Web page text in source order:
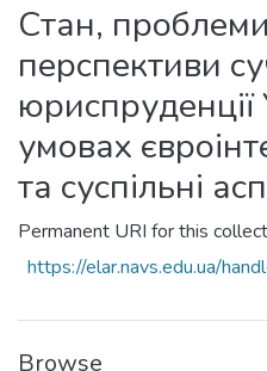
All of DSpace
Стан,
перспективи
юриспруденції
умовах
та суспільні
Permanent URI for this
https://elar.navs.edu.ua/
Browse